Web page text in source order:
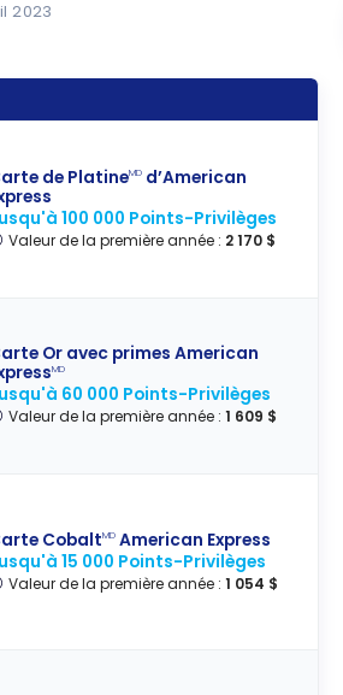
2023
de PlatineMD d’American
100 000 Points-Privilèges
Valeur de la première année : 2 170 $
Or avec primes American
MD
60 000 Points-Privilèges
Valeur de la première année : 1 609 $
CobaltMD American Express
15 000 Points-Privilèges
Valeur de la première année : 1 054 $